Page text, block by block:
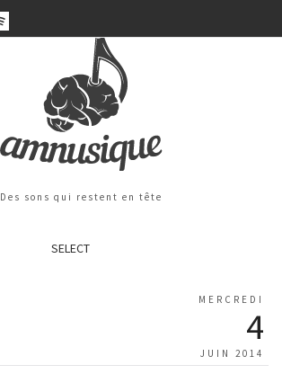
Des sons qui restent en tête
SELECT
MERCREDI
4
JUIN 2014